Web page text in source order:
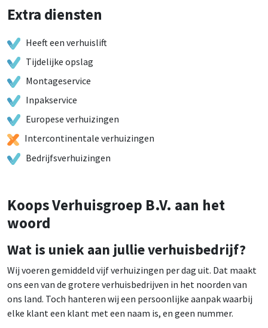
Extra diensten
Heeft een verhuislift
Tijdelijke opslag
Montageservice
Inpakservice
Europese verhuizingen
Intercontinentale verhuizingen
Bedrijfsverhuizingen
Koops Verhuisgroep B.V. aan het
woord
Wat is uniek aan jullie verhuisbedrijf?
Wij voeren gemiddeld vijf verhuizingen per dag uit. Dat maakt
ons een van de grotere verhuisbedrijven in het noorden van
ons land. Toch hanteren wij een persoonlijke aanpak waarbij
elke klant een klant met een naam is, en geen nummer.